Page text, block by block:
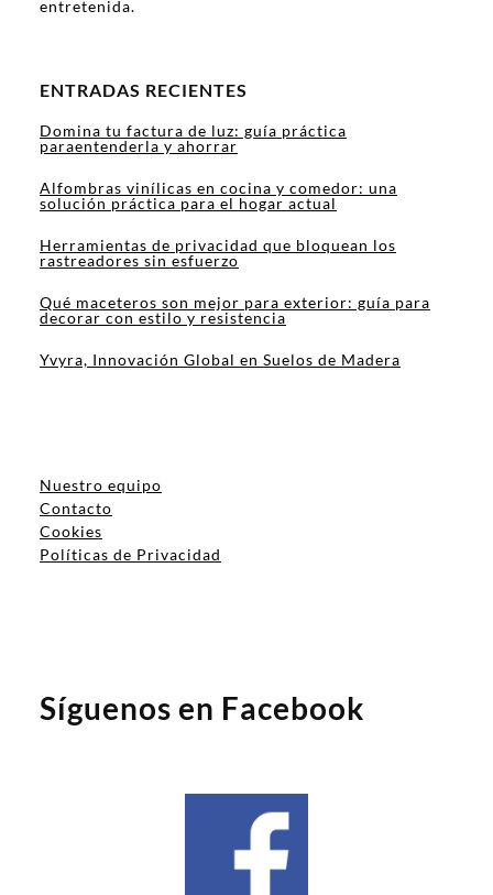
entretenida.
ENTRADAS RECIENTES
Domina tu factura de luz: guía práctica
paraentenderla y ahorrar
Alfombras vinílicas en cocina y comedor: una
solución práctica para el hogar actual
Herramientas de privacidad que bloquean los
rastreadores sin esfuerzo
Qué maceteros son mejor para exterior: guía para
decorar con estilo y resistencia
Yvyra, Innovación Global en Suelos de Madera
Nuestro equipo
Contacto
Cookies
Políticas de Privacidad
Síguenos en Facebook